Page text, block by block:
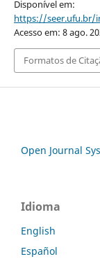
Disponível em:
https://seer.ufu.br/
Acesso em: 8 ago.
Formatos de
Open Journal
Idioma
English
Español